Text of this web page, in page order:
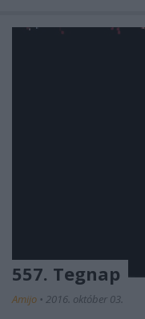
557. Tegnap
Amijo • 2016. október 03.